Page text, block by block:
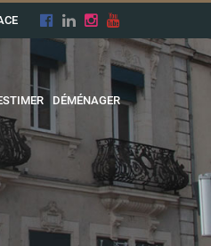
DÉMÉNAGER